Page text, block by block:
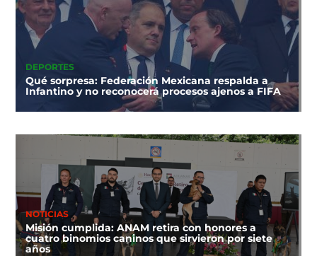
DEPORTES
Qué sorpresa: Federación Mexicana respalda a
Infantino y no reconocerá procesos ajenos a FIFA
NOTICIAS
Misión cumplida: ANAM retira con honores a
cuatro binomios caninos que sirvieron por siete
años